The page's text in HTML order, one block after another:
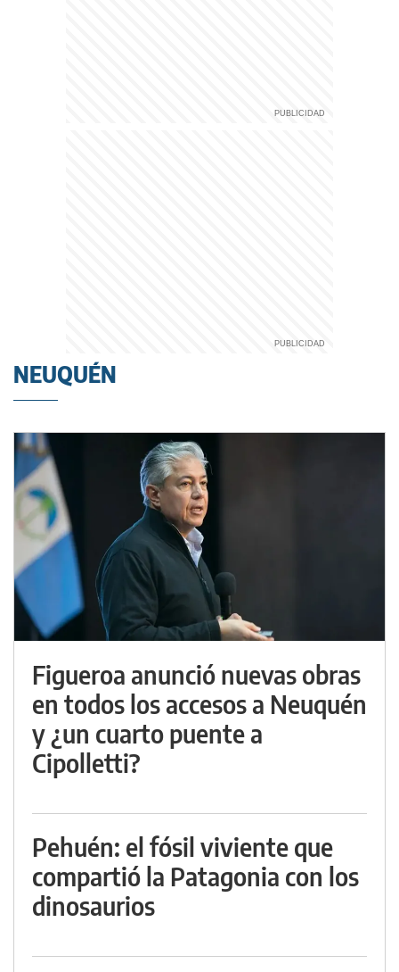
NEUQUÉN
Figueroa anunció nuevas obras
en todos los accesos a Neuquén
y ¿un cuarto puente a
Cipolletti?
Pehuén: el fósil viviente que
compartió la Patagonia con los
dinosaurios